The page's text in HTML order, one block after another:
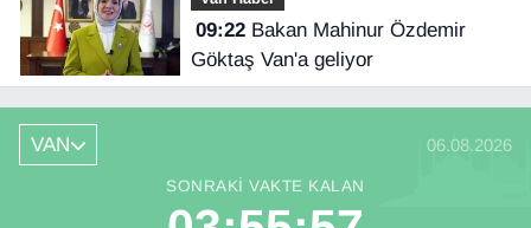
09:22Bakan Mahinur Özdemir
Göktaş Van'a geliyor
VAN 06.08.2026
SONRAKI VAKTE KALAN